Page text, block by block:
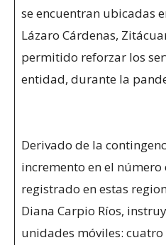
se encuentran ubicadas
Lázaro Cárdenas,
permitido reforzar los
entidad, durante la
Derivado de la
incremento en el número
registrado en estas
Diana Carpio Ríos,
unidades móviles: cuatro